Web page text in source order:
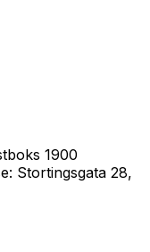
1900
Stortingsgata 28,